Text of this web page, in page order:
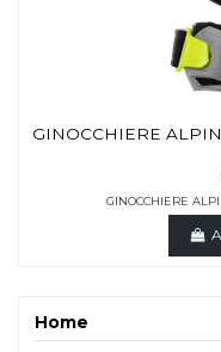
GINOCCHIERE
GINOCCHIERE
Home